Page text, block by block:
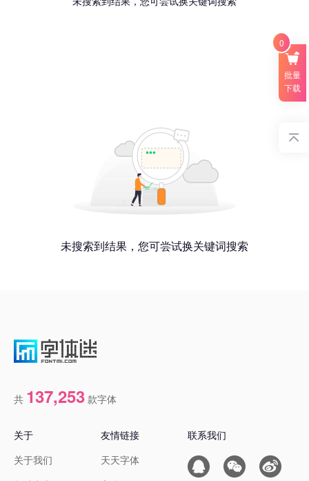
未搜索到结果，您可尝试换关键词搜索
共 137,253 款字体
关于
关于我们
友情链接
天天字体
联系我们
批量
下载
0